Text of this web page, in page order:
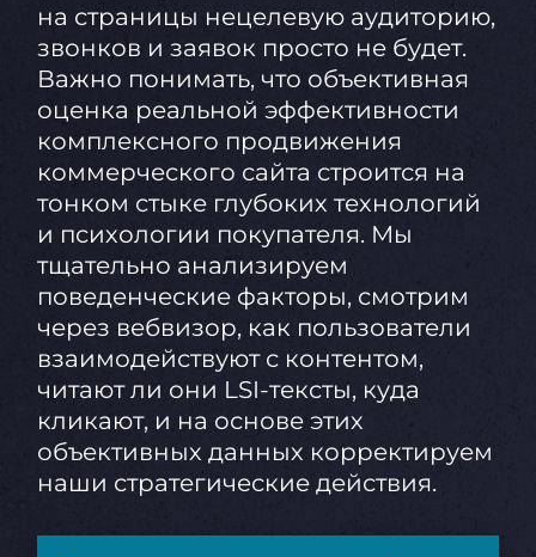
на страницы нецелевую аудиторию,
звонков и заявок просто не будет.
Важно понимать, что объективная
оценка реальной эффективности
комплексного продвижения
коммерческого сайта строится на
тонком стыке глубоких технологий
и психологии покупателя. Мы
тщательно анализируем
поведенческие факторы, смотрим
через вебвизор, как пользователи
взаимодействуют с контентом,
читают ли они LSI-тексты, куда
кликают, и на основе этих
объективных данных корректируем
наши стратегические действия.